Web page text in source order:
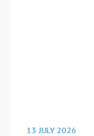
13 JULY 2026